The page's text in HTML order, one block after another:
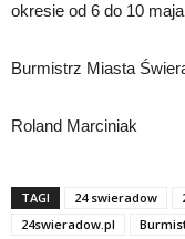
okresie od 6 do 10
Burmistrz Miasta
Roland Marciniak
TAGI 24 swieradow
24swieradow.pl